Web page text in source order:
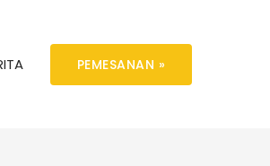
PEMESANAN »